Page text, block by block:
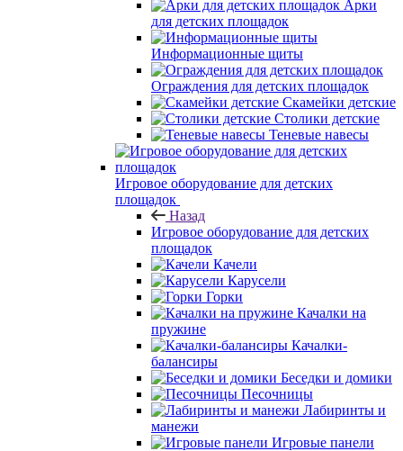
Арки
для детских площадок
Информационные щиты
Ограждения для детских площадок
Скамейки детские
Столики детские
Теневые навесы
Игровое оборудование для детских
площадок
Назад
Игровое оборудование для детских
площадок
Качели
Карусели
Горки
Качалки на
пружине
Качалки-
балансиры
Беседки и домики
Песочницы
Лабиринты и
манежи
Игровые панели